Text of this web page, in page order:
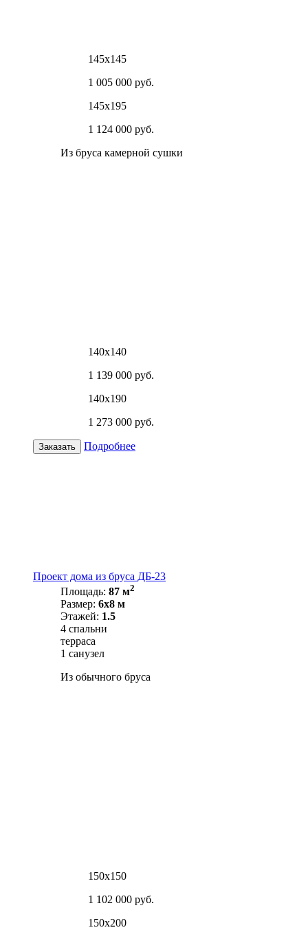
145х145
1 005 000 руб.
145х195
1 124 000 руб.
Из бруса камерной сушки
140х140
1 139 000 руб.
140х190
1 273 000 руб.
Заказать Подробнее
Проект дома из бруса ДБ-23
Площадь: 87 м2
Размер: 6х8 м
Этажей: 1.5
4 спальни
терраса
1 санузел
Из обычного бруса
150х150
1 102 000 руб.
150х200